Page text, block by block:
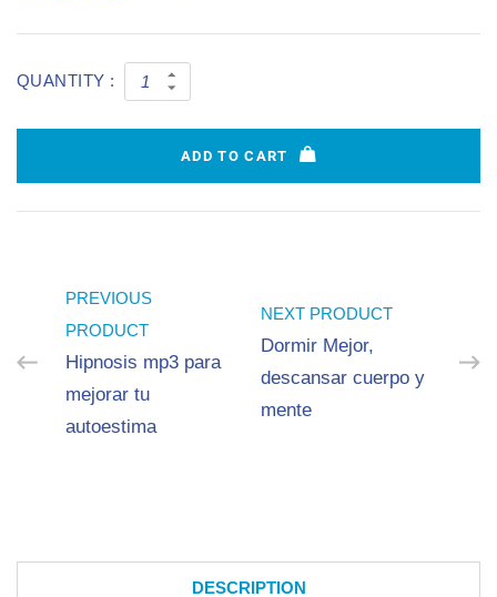
QUANTITY :
ADD TO CART
PREVIOUS
PRODUCT
Hipnosis mp3 para
mejorar tu
autoestima
NEXT PRODUCT
Dormir Mejor,
descansar cuerpo y
mente
DESCRIPTION